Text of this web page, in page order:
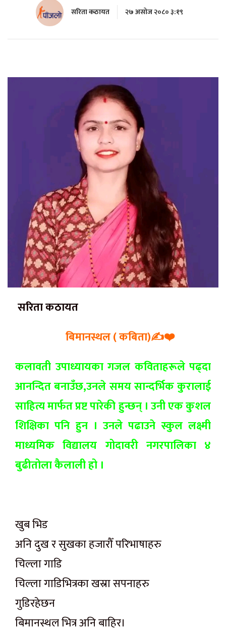
सरिता कठायत २७ असोज २०८० ३:१९
सरिता कठायत
बिमानस्थल ( कबिता)✍️❤️
कलावती उपाध्यायका गजल कविताहरूले पढ्दा
आनन्दित बनाउँछ,उनले समय सान्दर्भिक कुरालाई
साहित्य मार्फत प्रष्ट पारेकी हुन्छन् । उनी एक कुशल
शिक्षिका पनि हुन । उनले पढाउने स्कुल लक्ष्मी
माध्यमिक विद्यालय गोदावरी नगरपालिका ४
बुढीतोला कैलाली हो ।
खुब भिड
अनि दुख र सुखका हजारौँ परिभाषाहरु
चिल्ला गाडि
चिल्ला गाडिभित्रका खस्रा सपनाहरु
गुडिरहेछन
बिमानस्थल भित्र अनि बाहिर।